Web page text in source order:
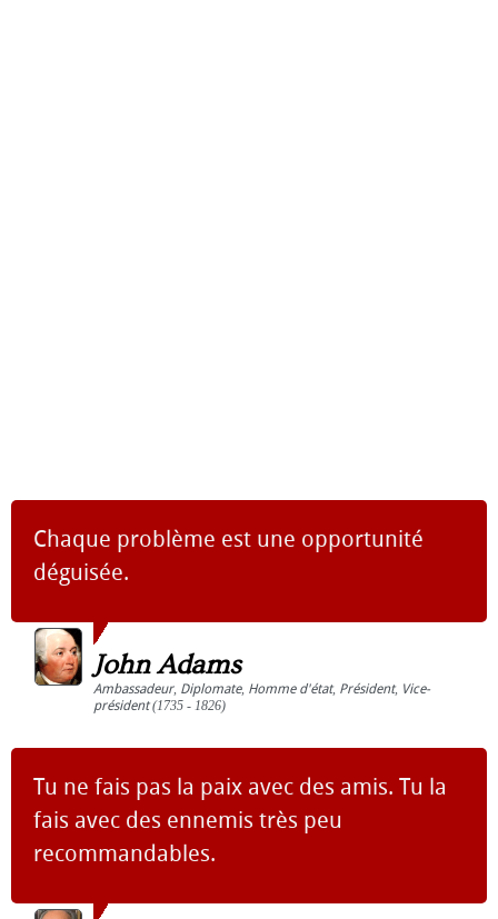
Chaque problème est une opportunité
déguisée.
John Adams
Ambassadeur, Diplomate, Homme d'état, Président, Vice-
président(1735 - 1826)
Tu ne fais pas la paix avec des amis. Tu la
fais avec des ennemis très peu
recommandables.